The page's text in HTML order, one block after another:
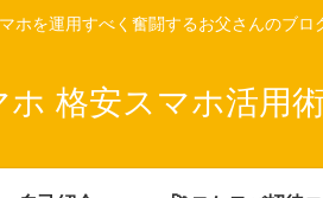
ホを運用すべく奮闘するお父さんのブロ
ホ 格安スマホ活用術